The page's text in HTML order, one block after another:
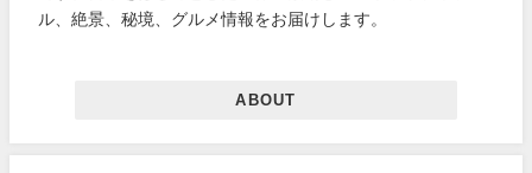
ル、絶景、秘境、グルメ情報をお届けします。
ABOUT